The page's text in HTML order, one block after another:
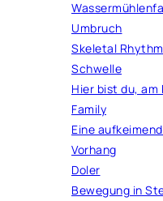
Umbruch
Skeletal
Schwelle
Hier bist du, am
Family
Eine
Vorhang
Doler
Bewegung in